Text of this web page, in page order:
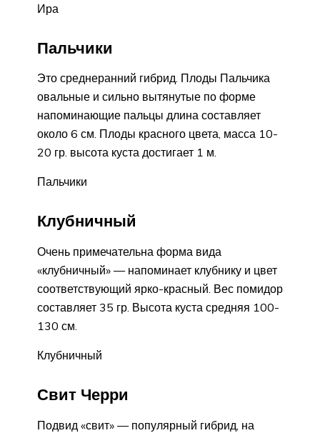
Ира
Пальчики
Это среднеранний гибрид. Плоды Пальчика
овальные и сильно вытянутые по форме
напоминающие пальцы длина составляет
около 6 см. Плоды красного цвета, масса 10-
20 гр. высота куста достигает 1 м.
Пальчики
Клубничный
Очень примечательна форма вида
«клубничный» — напоминает клубнику и цвет
соответствующий ярко-красный. Вес помидор
составляет 35 гр. Высота куста средняя 100-
130 см.
Клубничный
Свит Черри
Подвид «свит» — популярный гибрид, на